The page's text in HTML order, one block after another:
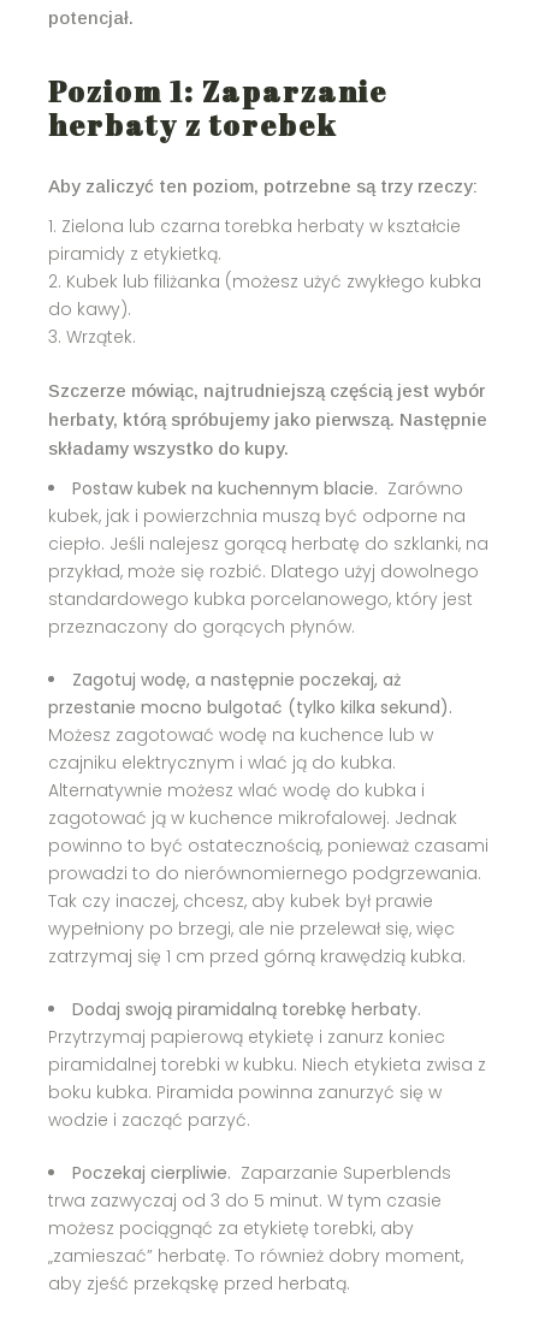
potencjał.
Poziom 1: Zaparzanie
herbaty z torebek
Aby zaliczyć ten poziom, potrzebne są trzy rzeczy:
Zielona lub czarna torebka herbaty w kształcie
piramidy z etykietką.
Kubek lub filiżanka (możesz użyć zwykłego kubka
do kawy).
Wrzątek.
Szczerze mówiąc, najtrudniejszą częścią jest wybór
herbaty, którą spróbujemy jako pierwszą. Następnie
składamy wszystko do kupy.
Postaw kubek na kuchennym blacie. Zarówno
kubek, jak i powierzchnia muszą być odporne na
ciepło. Jeśli nalejesz gorącą herbatę do szklanki, na
przykład, może się rozbić. Dlatego użyj dowolnego
standardowego kubka porcelanowego, który jest
przeznaczony do gorących płynów.
Zagotuj wodę, a następnie poczekaj, aż
przestanie mocno bulgotać (tylko kilka sekund).
Możesz zagotować wodę na kuchence lub w
czajniku elektrycznym i wlać ją do kubka.
Alternatywnie możesz wlać wodę do kubka i
zagotować ją w kuchence mikrofalowej. Jednak
powinno to być ostatecznością, ponieważ czasami
prowadzi to do nierównomiernego podgrzewania.
Tak czy inaczej, chcesz, aby kubek był prawie
wypełniony po brzegi, ale nie przelewał się, więc
zatrzymaj się 1 cm przed górną krawędzią kubka.
Dodaj swoją piramidalną torebkę herbaty.
Przytrzymaj papierową etykietę i zanurz koniec
piramidalnej torebki w kubku. Niech etykieta zwisa z
boku kubka. Piramida powinna zanurzyć się w
wodzie i zacząć parzyć.
Poczekaj cierpliwie. Zaparzanie Superblends
trwa zazwyczaj od 3 do 5 minut. W tym czasie
możesz pociągnąć za etykietę torebki, aby
„zamieszać” herbatę. To również dobry moment,
aby zjeść przekąskę przed herbatą.